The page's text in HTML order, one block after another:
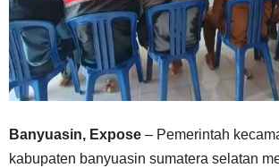
Banyuasin, Expose – Pemerintah
kabupaten banyuasin sumatera selatan